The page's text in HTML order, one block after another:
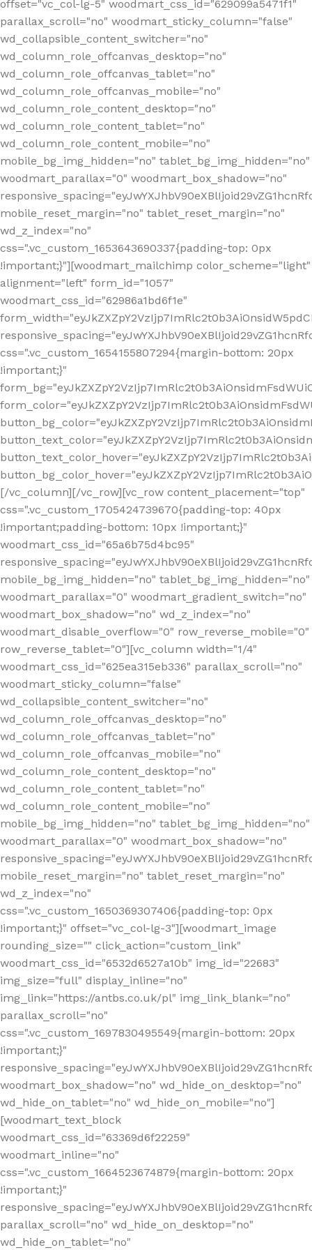
offset="vc_col-lg-5" woodmart_css_id="629099a5471f1"
parallax_scroll="no" woodmart_sticky_column="false"
wd_collapsible_content_switcher="no"
wd_column_role_offcanvas_desktop="no"
wd_column_role_offcanvas_tablet="no"
wd_column_role_offcanvas_mobile="no"
wd_column_role_content_desktop="no"
wd_column_role_content_tablet="no"
wd_column_role_content_mobile="no"
mobile_bg_img_hidden="no" tablet_bg_img_hidden="no"
woodmart_parallax="0" woodmart_box_shadow="no"
mobile_reset_margin="no" tablet_reset_margin="no"
wd_z_index="no"
css=".vc_custom_1653643690337{padding-top: 0px
!important;}"][woodmart_mailchimp color_scheme="light"
alignment="left" form_id="1057"
woodmart_css_id="62986a1bd6f1e"
css=".vc_custom_1654155807294{margin-bottom: 20px
!important;}"
[/vc_column][/vc_row][vc_row content_placement="top"
css=".vc_custom_1705424739670{padding-top: 40px
!important;padding-bottom: 10px !important;}"
woodmart_css_id="65a6b75d4bc95"
mobile_bg_img_hidden="no" tablet_bg_img_hidden="no"
woodmart_parallax="0" woodmart_gradient_switch="no"
woodmart_box_shadow="no" wd_z_index="no"
woodmart_disable_overflow="0" row_reverse_mobile="0"
row_reverse_tablet="0"][vc_column width="1/4"
woodmart_css_id="625ea315eb336" parallax_scroll="no"
woodmart_sticky_column="false"
wd_collapsible_content_switcher="no"
wd_column_role_offcanvas_desktop="no"
wd_column_role_offcanvas_tablet="no"
wd_column_role_offcanvas_mobile="no"
wd_column_role_content_desktop="no"
wd_column_role_content_tablet="no"
wd_column_role_content_mobile="no"
mobile_bg_img_hidden="no" tablet_bg_img_hidden="no"
woodmart_parallax="0" woodmart_box_shadow="no"
mobile_reset_margin="no" tablet_reset_margin="no"
wd_z_index="no"
css=".vc_custom_1650369307406{padding-top: 0px
!important;}" offset="vc_col-lg-3"][woodmart_image
rounding_size="" click_action="custom_link"
woodmart_css_id="6532d6527a10b" img_id="22683"
img_size="full" display_inline="no"
img_link="https://antbs.co.uk/pl" img_link_blank="no"
parallax_scroll="no"
css=".vc_custom_1697830495549{margin-bottom: 20px
!important;}"
woodmart_box_shadow="no" wd_hide_on_desktop="no"
wd_hide_on_tablet="no" wd_hide_on_mobile="no"]
[woodmart_text_block
woodmart_css_id="63369d6f22259"
woodmart_inline="no"
css=".vc_custom_1664523674879{margin-bottom: 20px
!important;}"
parallax_scroll="no" wd_hide_on_desktop="no"
wd_hide_on_tablet="no"